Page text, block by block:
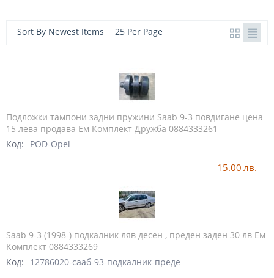
Sort By Newest Items 25 Per Page
Подложки тампони задни пружини Saab 9-3 повдигане цена
15 лева продава Ем Комплект Дружба 0884333261
Код:
POD-Opel
15.00 лв.
Saab 9-3 (1998-) подкалник ляв десен , преден заден 30 лв Ем
Комплект 0884333269
Код:
12786020-сааб-93-подкалник-преде